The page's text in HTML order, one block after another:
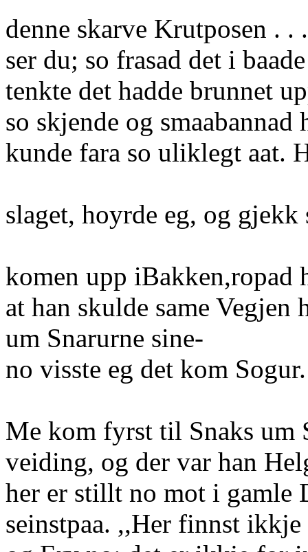
denne skarve Krutposen .
ser du; so frasad det i
tenkte det hadde brunnet
so skjende og smaabannad
kunde fara so uliklegt aat.
slaget, hoyrde eg, og gjekk
komen upp iBakken,ropad
at han skulde same Vegjen
um Snarurne sine-
no visste eg det kom Sogur.
Me kom fyrst til Snaks um
veiding, og der var han
her er stillt no mot i gamle
seinstpaa. ,,Her finnst